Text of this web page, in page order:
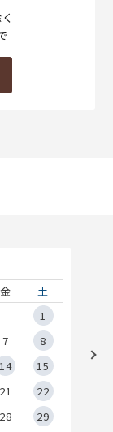
金
土
1
7
8
14
15
21
22
28
29